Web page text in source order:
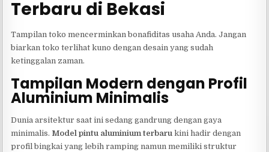
Terbaru di Bekasi
Tampilan toko mencerminkan bonafiditas usaha Anda. Jangan
biarkan toko terlihat kuno dengan desain yang sudah
ketinggalan zaman.
Tampilan Modern dengan Profil
Aluminium Minimalis
Dunia arsitektur saat ini sedang gandrung dengan gaya
minimalis. Model pintu aluminium terbaru kini hadir dengan
profil bingkai yang lebih ramping namun memiliki struktur